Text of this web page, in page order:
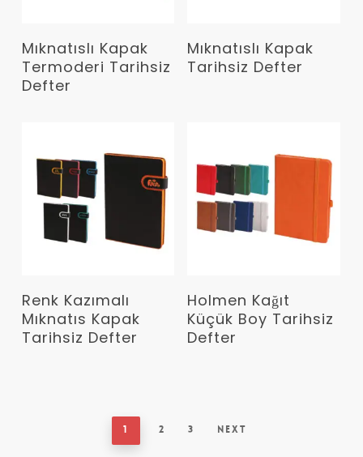
Devamını Oku
Mıknatıslı Kapak
Termoderi Tarihsiz
Defter
Devamını Oku
Mıknatıslı Kapak
Tarihsiz Defter
Devamını Oku
Renk Kazımalı
Mıknatıs Kapak
Tarihsiz Defter
Devamını Oku
Holmen Kağıt
Küçük Boy Tarihsiz
Defter
1 2 3 Next